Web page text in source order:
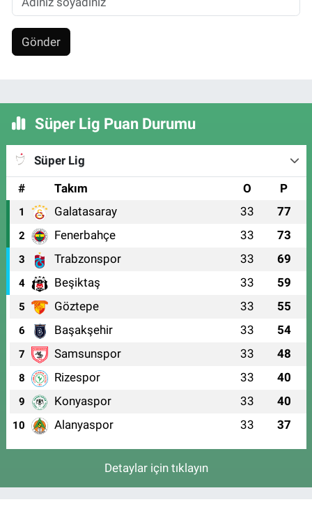
Gönder
Süper Lig Puan Durumu
Süper Lig
#
Takım O P
1 Galatasaray 33 77
2 Fenerbahçe 33 73
3 Trabzonspor 33 69
4 Beşiktaş 33 59
5 Göztepe 33 55
6 Başakşehir 33 54
7 Samsunspor 33 48
8 Rizespor 33 40
9 Konyaspor 33 40
10 Alanyaspor 33 37
Detaylar için tıklayın